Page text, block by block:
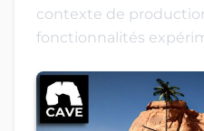
contexte de
fonctionnalités